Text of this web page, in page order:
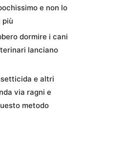
e non lo
più
dormire i cani
lanciano
e altri
via ragni e
metodo